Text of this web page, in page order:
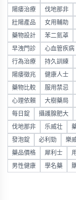
陽痿治療 伐地那非
壯陽產品 女用輔助
藥物設計 苯二氮䓬
早洩門診 心血管疾病
行為治療 持久訓練
陽痿徵兆 健康人士
藥物比較 服用禁忌
心理依賴 大樹藥局
每日錠 攝護腺肥大
伐地那非 乐威壮
發泡錠 必利勁 樂
藥品價格 犀利士
男性健康 學名藥